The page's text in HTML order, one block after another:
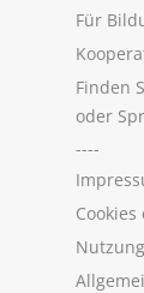
Für
Finden
oder
----